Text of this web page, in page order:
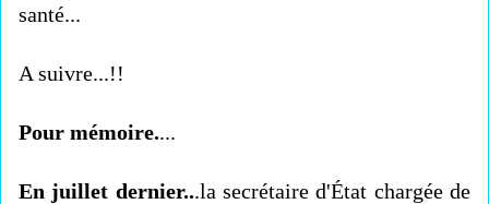
santé...
A suivre...!!
Pour mémoire....
En juillet dernier...la secrétaire d'État chargée de